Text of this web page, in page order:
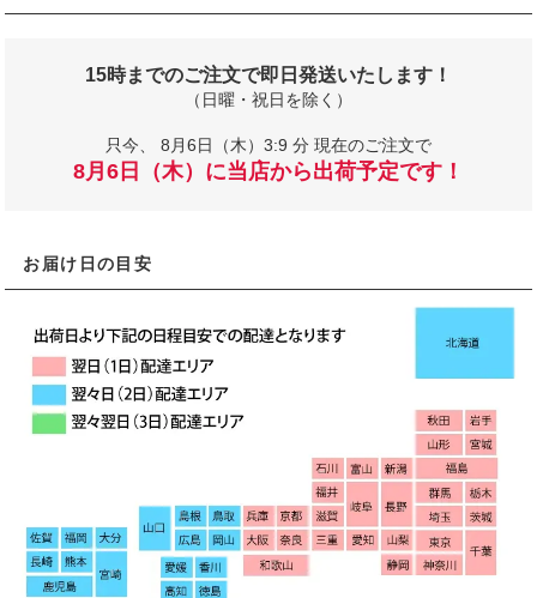
15時までのご注文で即日発送いたします！
（日曜・祝日を除く）
只今、 8月6日（木）3:9 分 現在のご注文で
8月6日（木）に当店から出荷予定です！
お届け日の目安